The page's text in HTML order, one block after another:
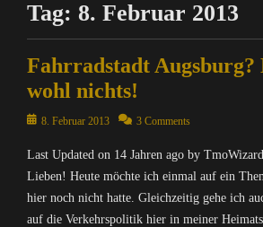
Tag: 8. Februar 2013
Fahrradstadt Augsburg?
wohl nichts!
Posted8. Februar 2013 3 Comments
Last Updated on 14 Jahren ago by
Lieben! Heute möchte ich einmal auf ein
hier noch nicht hatte. Gleichzeitig gehe ich
auf die Verkehrspolitik hier in meiner